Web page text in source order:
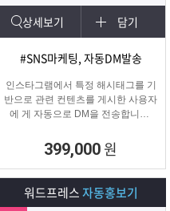
상세보기 담기
#SNS마케팅, 자동DM발송
인스타그램에서 특정 해시태그를 기
반으로 관련 컨텐츠를 게시한 사용자
에 게 자동으로 DM을 전송합니다.
수 등 특정 타겟의 인스타그래머에게
DM을 발송하여 관심을 끌 수 있습니
다.
399,000 원
워드프레스자동홍보기